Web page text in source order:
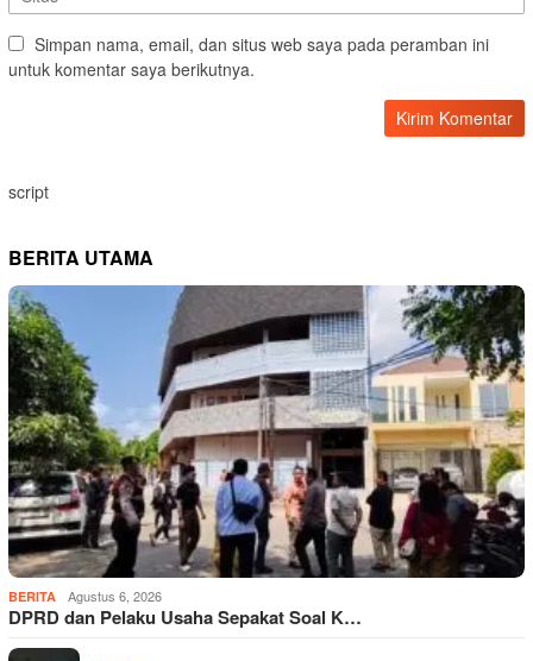
Simpan nama, email, dan situs web saya pada peramban ini
untuk komentar saya berikutnya.
script
BERITA UTAMA
BERITA Agustus 6, 2026
DPRD dan Pelaku Usaha Sepakat Soal K…